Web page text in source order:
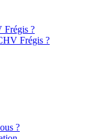
Frégis ?
Frégis ?
?